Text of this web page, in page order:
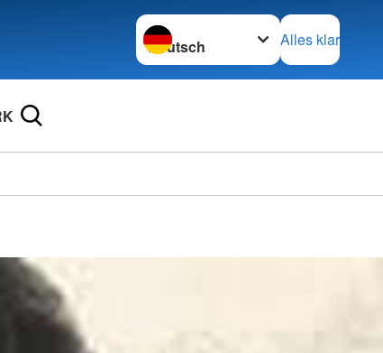
Sprache wechseln zu
Alles klar